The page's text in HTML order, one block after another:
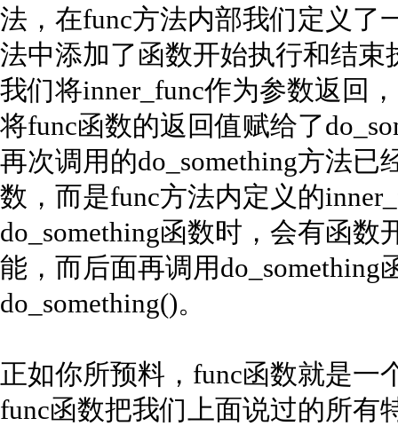
法，在func方法内部我们定义了
法中添加了函数开始执行和结
我们将inner_func作为参数返回
将func函数的返回值赋给了
再次调用的do_something方法已
数，而是func方法内定义的
do_something函数时，会有函
能，而后面再调用do_something
do_something()。
正如你所预料，func函数就是一
func函数把我们上面说过的所有